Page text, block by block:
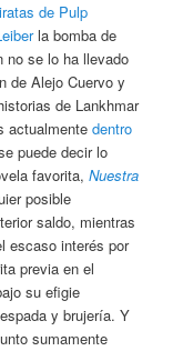
de Pulp
la bomba de
no se lo ha llevado
de Alejo Cuervo y
de Lankhmar
actualmentedentro
puede decir lo
favorita,Nuestra
posible
saldo, mientras
escaso interés por
previa en el
su efigie
y brujería. Y
sumamente